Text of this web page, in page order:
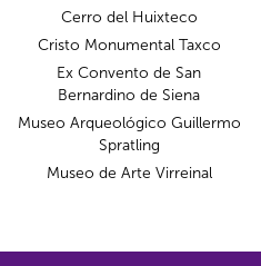
Cerro del Huixteco
Cristo Monumental Taxco
Ex Convento de San
Bernardino de Siena
Museo Arqueológico Guillermo
Spratling
Museo de Arte Virreinal